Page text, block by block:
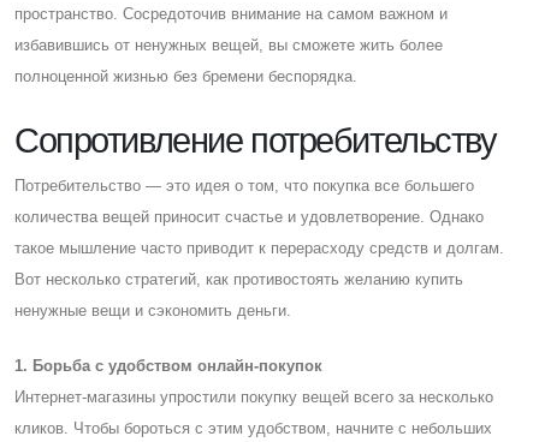
пространство. Cосредоточив внимание на самом важном и
избавившись от ненужных вещей, вы сможете жить более
полноценной жизнью без бремени беспорядка.
Cопротивление потребительству
Потребительство — это идея о том, что покупка все большего
количества вещей приносит счастье и удовлетворение. Однако
такое мышление часто приводит к перерасходу средств и долгам.
Вот несколько стратегий, как противостоять желанию купить
ненужные вещи и сэкономить деньги.
1. Борьба с удобством онлайн-покупок
Интернет-магазины упростили покупку вещей всего за несколько
кликов. Чтобы бороться с этим удобством, начните с небольших